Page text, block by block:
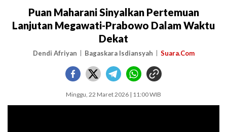
Puan Maharani Sinyalkan Pertemuan
Lanjutan Megawati-Prabowo Dalam Waktu
Dekat
Dendi Afriyan Bagaskara Isdiansyah Suara.Com
Minggu, 22 Maret 2026 | 11:00 WIB